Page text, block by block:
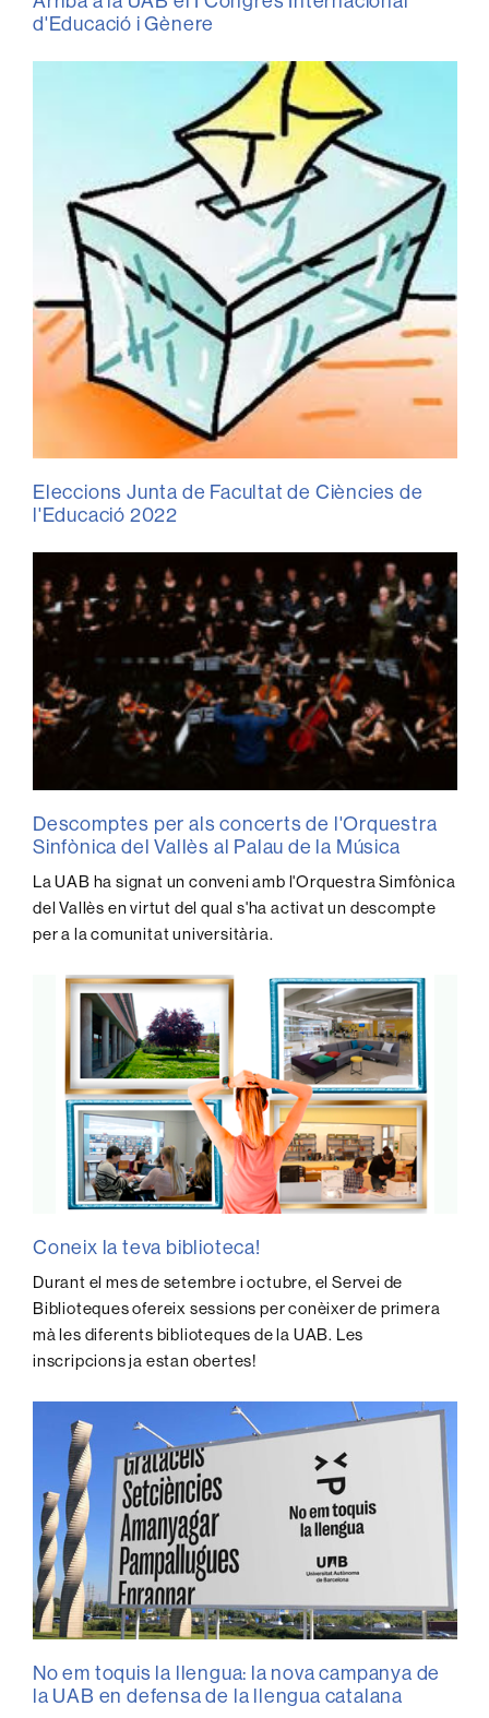
d'Educació i Gènere
Eleccions Junta de Facultat de Ciències de
l'Educació 2022
Descomptes per als concerts de l'Orquestra
Sinfònica del Vallès al Palau de la Música
La UAB ha signat un conveni amb l'Orquestra Simfònica
del Vallès en virtut del qual s'ha activat un descompte
per a la comunitat universitària.
Coneix la teva biblioteca!
Durant el mes de setembre i octubre, el Servei de
Biblioteques ofereix sessions per conèixer de primera
mà les diferents biblioteques de la UAB. Les
inscripcions ja estan obertes!
No em toquis la llengua: la nova campanya de
la UAB en defensa de la llengua catalana